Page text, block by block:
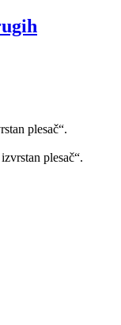
plesač“.
plesač“.